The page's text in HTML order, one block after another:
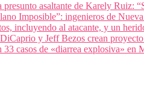
presunto asaltante de Karely Ruiz:
Imposible”: ingenieros de
incluyendo al atacante, y un
y Jeff Bezos crean
casos de «diarrea explosiva» en